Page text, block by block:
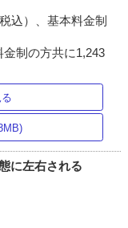
込）、基本料金制
制の方共に1,243
に左右される